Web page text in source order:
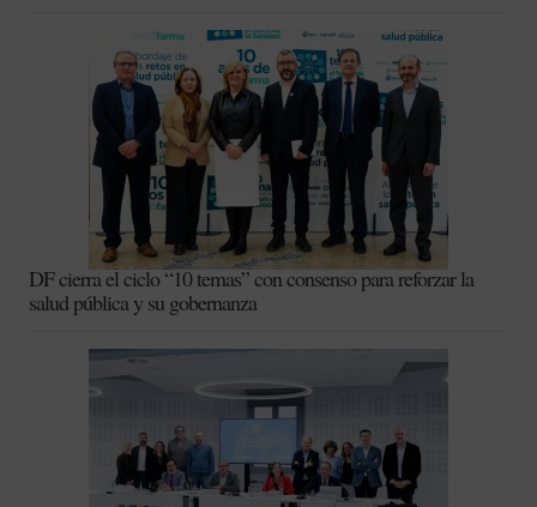
DF cierra el ciclo “10 temas” con consenso para reforzar la
salud pública y su gobernanza